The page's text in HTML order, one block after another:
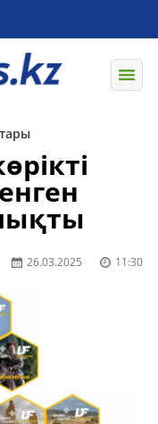
26.03.2025 11:30